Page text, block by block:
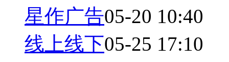
星作广告05-20 10:40
线上线下05-25 17:10